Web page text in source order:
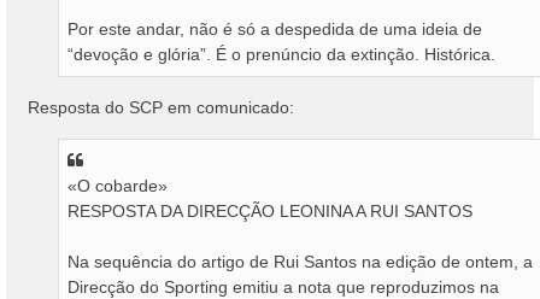
Por este andar, não é só a despedida de uma ideia de
“devoção e glória”. É o prenúncio da extinção. Histórica.
Resposta do SCP em comunicado:
«O cobarde»
RESPOSTA DA DIRECÇÃO LEONINA A RUI SANTOS
Na sequência do artigo de Rui Santos na edição de ontem, a
Direcção do Sporting emitiu a nota que reproduzimos na